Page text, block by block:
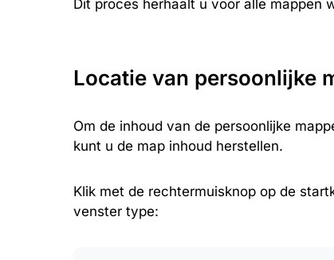
Dit proces herhaalt u voor alle mappen
Locatie van persoonlijke
Om de inhoud van de persoonlijke
kunt u de map inhoud herstellen.
Klik met de rechtermuisknop op de
venster type: